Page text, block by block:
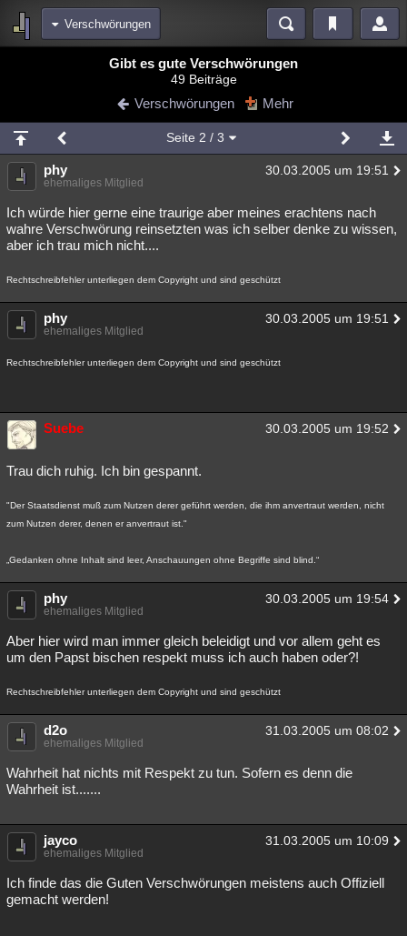
Verschwörungen
Blogs
Chat Wiki Neuigkeiten
meine Rubriken
Menschen Mystery Kriminalfälle
Spiritualität Verschwörungen Technologie Ufologie
Natur Umfragen Unterhaltung
Philosophie Träume Orte Esoterik Literatur
Astronomie Helpdesk
Verbesserungen Allmystery
Besucht Geschlossen
Lesenswert Schlüsselwörter
Gibt es gute Verschwörungen
49 Beiträge
Verschwörungen Mehr
Seite 2 / 3
phy 30.03.2005 um 19:51
ehemaliges Mitglied
Ich würde hier gerne eine traurige aber meines erachtens nach
wahre Verschwörung reinsetzten was ich selber denke zu wissen,
aber ich trau mich nicht....
Rechtschreibfehler unterliegen dem Copyright und sind geschützt
phy 30.03.2005 um 19:51
ehemaliges Mitglied
Rechtschreibfehler unterliegen dem Copyright und sind geschützt
Suebe 30.03.2005 um 19:52
Trau dich ruhig. Ich bin gespannt.
"Der Staatsdienst muß zum Nutzen derer geführt werden, die ihm anvertraut werden, nicht
zum Nutzen derer, denen er anvertraut ist."
„Gedanken ohne Inhalt sind leer, Anschauungen ohne Begriffe sind blind.“
phy 30.03.2005 um 19:54
ehemaliges Mitglied
Aber hier wird man immer gleich beleidigt und vor allem geht es
um den Papst bischen respekt muss ich auch haben oder?!
Rechtschreibfehler unterliegen dem Copyright und sind geschützt
d2o 31.03.2005 um 08:02
ehemaliges Mitglied
Wahrheit hat nichts mit Respekt zu tun. Sofern es denn die
Wahrheit ist.......
jayco 31.03.2005 um 10:09
ehemaliges Mitglied
Ich finde das die Guten Verschwörungen meistens auch Offiziell
gemacht werden!